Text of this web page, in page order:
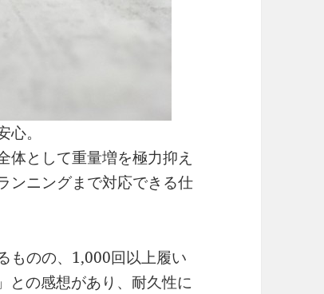
。
体として重量増を極力抑え
ンニングまで対応できる仕
ものの、1,000回以上履い
との感想があり、耐久性に